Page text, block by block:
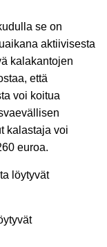
se on
aktiivisesta
kalakantojen
että
voi koitua
kalastaja voi
euroa.
löytyvät